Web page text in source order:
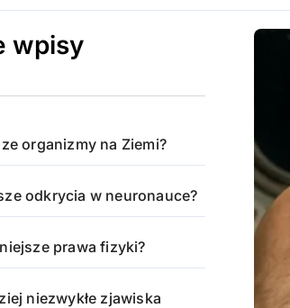
wpisy
organizmy na Ziemi?
odkrycia w neuronauce?
prawa fizyki?
niezwykłe zjawiska